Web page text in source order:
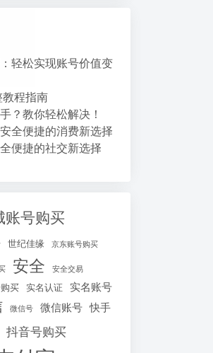
轻松实现账号价值变
程指南
？教你轻松解决！
全便捷的消费新选择
便捷的社交新选择
账号购买
世纪佳缘 京东账号购买
安全 安全交易
买 实名认证 实名账号
微信号 微信账号 快手
抖音号购买